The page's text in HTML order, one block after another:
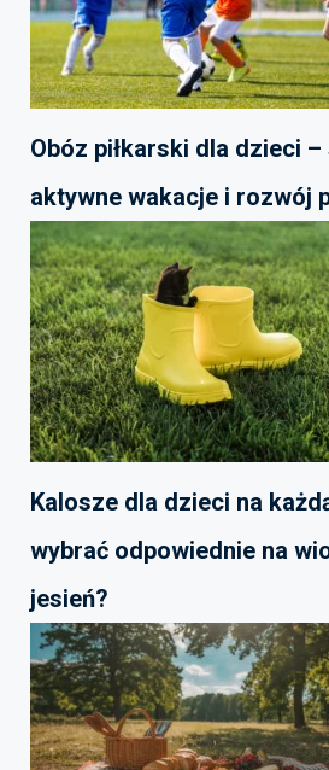
Obóz piłkarski dla dzieci
aktywne wakacje i rozwój
Kalosze dla dzieci na
wybrać odpowiednie na
jesień?